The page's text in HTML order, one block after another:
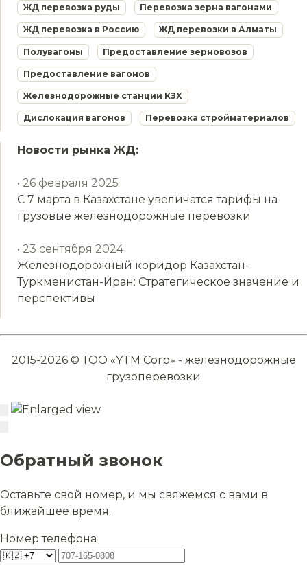
ЖД перевозка руды Перевозка зерна вагонами
ЖД перевозка в Россию ЖД перевозки в Алматы
Полувагоны Предоставление зерновозов
Предоставление вагонов
Железнодорожные станции КЗХ
Дислокация вагонов Перевозка стройматериалов
Новости рынка ЖД:
• 26 февраля 2025
С 7 марта в Казахстане увеличатся тарифы на
грузовые железнодорожные перевозки
• 23 сентября 2024
Железнодорожный коридор Казахстан-
Туркменистан-Иран: Стратегическое значение и
перспективы
2015-2026 © ТОО «YTM Corp» - железнодорожные
грузоперевозки
Обратный звонок
Оставьте свой номер, и мы свяжемся с вами в
ближайшее время.
Номер телефона